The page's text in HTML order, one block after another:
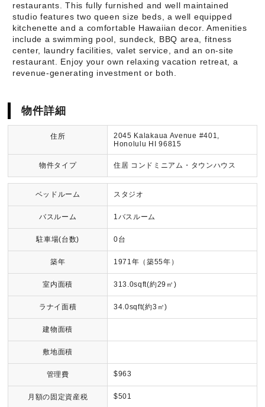
restaurants. This fully furnished and well maintained
studio features two queen size beds, a well equipped
kitchenette and a comfortable Hawaiian decor. Amenities
include a swimming pool, sundeck, BBQ area, fitness
center, laundry facilities, valet service, and an on-site
restaurant. Enjoy your own relaxing vacation retreat, a
revenue-generating investment or both.
物件詳細
住所
2045 Kalakaua Avenue #401,
Honolulu HI 96815
物件タイプ 住居 コンドミニアム・タウンハウス
ベッドルーム スタジオ
バスルーム 1バスルーム
駐車場(台数) 0台
築年 1971年（築55年）
室内面積 313.0sqft(約29㎡)
ラナイ面積 34.0sqft(約3㎡)
建物面積
敷地面積
管理費 $963
月額の固定資産税 $501